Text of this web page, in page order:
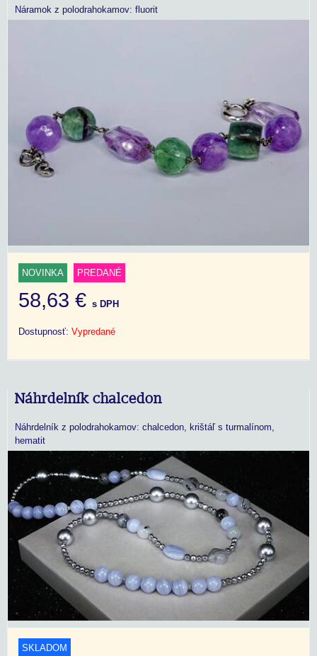
Náramok z polodrahokamov: fluorit
NOVINKA PREDANÉ
58,63 € s DPH
Dostupnosť: Vypredané
Náhrdelník chalcedon
Náhrdelník z polodrahokamov: chalcedon, krištáľ s turmalínom,
hematit
SKLADOM